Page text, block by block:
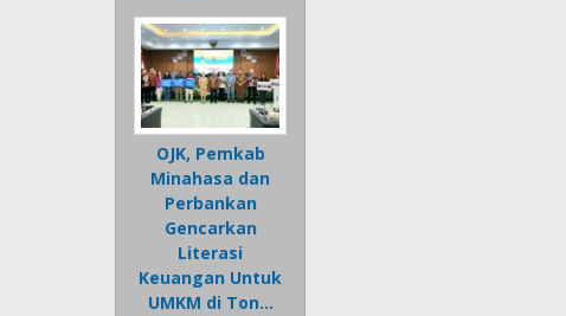
OJK, Pemkab
Minahasa dan
Perbankan
Gencarkan
Literasi
Keuangan Untuk
UMKM di Ton…